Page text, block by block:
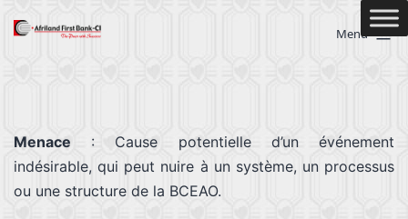
Menu
Menace : Cause potentielle d’un événement
indésirable, qui peut nuire à un système, un processus
ou une structure de la BCEAO.